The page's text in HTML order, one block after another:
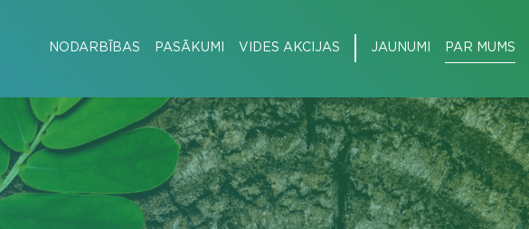
NODARBĪBAS PASĀKUMI VIDES AKCIJAS JAUNUMI PAR MUMS